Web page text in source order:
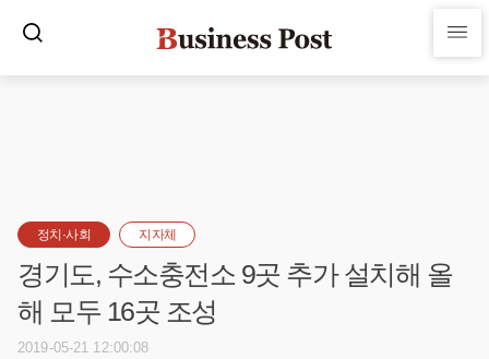
정치·사회 지자체
경기도, 수소충전소 9곳 추가 설치해 올
해 모두 16곳 조성
2019-05-21 12:00:08